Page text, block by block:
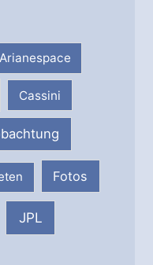
Arianespace
Cassini
Fotos
JPL